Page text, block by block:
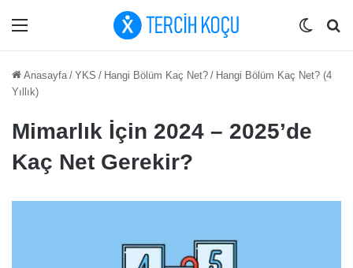
Menü Dış
Anasayfa / YKS / Hangi Bölüm Kaç Net? / Hangi Bölüm Kaç Net? (4
Yıllık)
Mimarlık İçin 2024 – 2025’de
Kaç Net Gerekir?